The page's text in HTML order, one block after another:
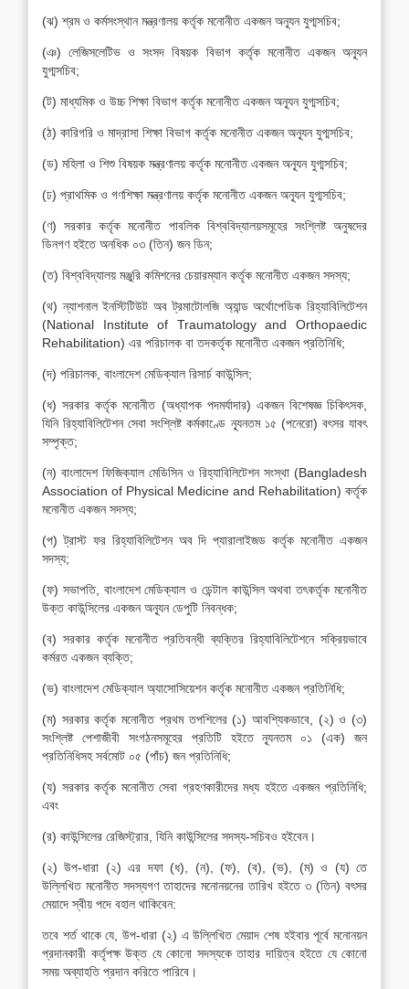
(ঝ) শ্রম ও কর্মসংস্থান মন্ত্রণালয় কর্তৃক মনোনীত একজন অন্যূন যুগ্মসচিব;
(ঞ) লেজিসলেটিভ ও সংসদ বিষয়ক বিভাগ কর্তৃক মনোনীত একজন অন্যূন
যুগ্মসচিব;
(ট) মাধ্যমিক ও উচ্চ শিক্ষা বিভাগ কর্তৃক মনোনীত একজন অন্যূন যুগ্মসচিব;
(ঠ) কারিগরি ও মাদ্রাসা শিক্ষা বিভাগ কর্তৃক মনোনীত একজন অন্যূন যুগ্মসচিব;
(ড) মহিলা ও শিশু বিষয়ক মন্ত্রণালয় কর্তৃক মনোনীত একজন অন্যূন যুগ্মসচিব;
(ঢ) প্রাথমিক ও গণশিক্ষা মন্ত্রণালয় কর্তৃক মনোনীত একজন অন্যূন যুগ্মসচিব;
(ণ) সরকার কর্তৃক মনোনীত পাবলিক বিশ্ববিদ্যালয়সমূহের সংশ্লিষ্ট অনুষদের
ডিনগণ হইতে অনধিক ০৩ (তিন) জন ডিন;
(ত) বিশ্ববিদ্যালয় মঞ্জুরি কমিশনের চেয়ারম্যান কর্তৃক মনোনীত একজন সদস্য;
(থ) ন্যাশনাল ইনস্টিটিউট অব ট্রমাটোলজি অ্যান্ড অর্থোপেডিক রিহ্যাবিলিটেশন
(National Institute of Traumatology and Orthopaedic
Rehabilitation) এর পরিচালক বা তদকর্তৃক মনোনীত একজন প্রতিনিধি;
(দ) পরিচালক, বাংলাদেশ মেডিক্যাল রিসার্চ কাউন্সিল;
(ধ) সরকার কর্তৃক মনোনীত (অধ্যাপক পদমর্যাদার) একজন বিশেষজ্ঞ চিকিৎসক,
যিনি রিহ্যাবিলিটেশন সেবা সংশ্লিষ্ট কর্মকাণ্ডে ন্যূনতম ১৫ (পনেরো) বৎসর যাবৎ
সম্পৃক্ত;
(ন) বাংলাদেশ ফিজিক্যাল মেডিসিন ও রিহ্যাবিলিটেশন সংস্থা (Bangladesh
Association of Physical Medicine and Rehabilitation) কর্তৃক
মনোনীত একজন সদস্য;
(প) ট্রাস্ট ফর রিহ্যাবিলিটেশন অব দি প্যারালাইজড কর্তৃক মনোনীত একজন
সদস্য;
(ফ) সভাপতি, বাংলাদেশ মেডিক্যাল ও ডেন্টাল কাউন্সিল অথবা তৎকর্তৃক মনোনীত
উক্ত কাউন্সিলের একজন অন্যূন ডেপুটি নিবন্ধক;
(ব) সরকার কর্তৃক মনোনীত প্রতিবন্ধী ব্যক্তির রিহ্যাবিলিটেশনে সক্রিয়ভাবে
কর্মরত একজন ব্যক্তি;
(ভ) বাংলাদেশ মেডিক্যাল অ্যাসোসিয়েশন কর্তৃক মনোনীত একজন প্রতিনিধি;
(ম) সরকার কর্তৃক মনোনীত প্রথম তপশিলের (১) আবশ্যিকভাবে, (২) ও (৩)
সংশ্লিষ্ট পেশাজীবী সংগঠনসমূহের প্রতিটি হইতে ন্যূনতম ০১ (এক) জন
প্রতিনিধিসহ সর্বমোট ০৫ (পাঁচ) জন প্রতিনিধি;
(য) সরকার কর্তৃক মনোনীত সেবা গ্রহণকারীদের মধ্য হইতে একজন প্রতিনিধি;
এবং
(র) কাউন্সিলের রেজিস্ট্রার, যিনি কাউন্সিলের সদস্য-সচিবও হইবেন।
(২) উপ-ধারা (২) এর দফা (ধ), (ন), (ফ), (ব), (ভ), (ম) ও (য) তে
উল্লিখিত মনোনীত সদস্যগণ তাহাদের মনোনয়নের তারিখ হইতে ৩ (তিন) বৎসর
মেয়াদে স্বীয় পদে বহাল থাকিবেন:
তবে শর্ত থাকে যে, উপ-ধারা (২) এ উল্লিখিত মেয়াদ শেষ হইবার পূর্বে মনোনয়ন
প্রদানকারী কর্তৃপক্ষ উক্ত যে কোনো সদস্যকে তাহার দায়িত্ব হইতে যে কোনো
সময় অব্যাহতি প্রদান করিতে পারিবে।